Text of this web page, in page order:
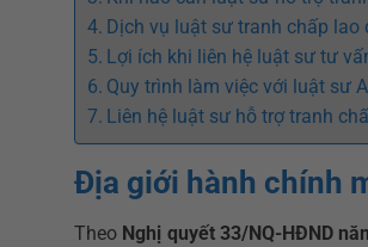
Dịch vụ luật sư tranh chấp lao
Lợi ích khi liên hệ luật sư tư
Quy trình làm việc với luật sư
Liên hệ luật sư hỗ trợ tranh
Địa giới hành chính
Theo Nghị quyết 33/NQ-HĐND